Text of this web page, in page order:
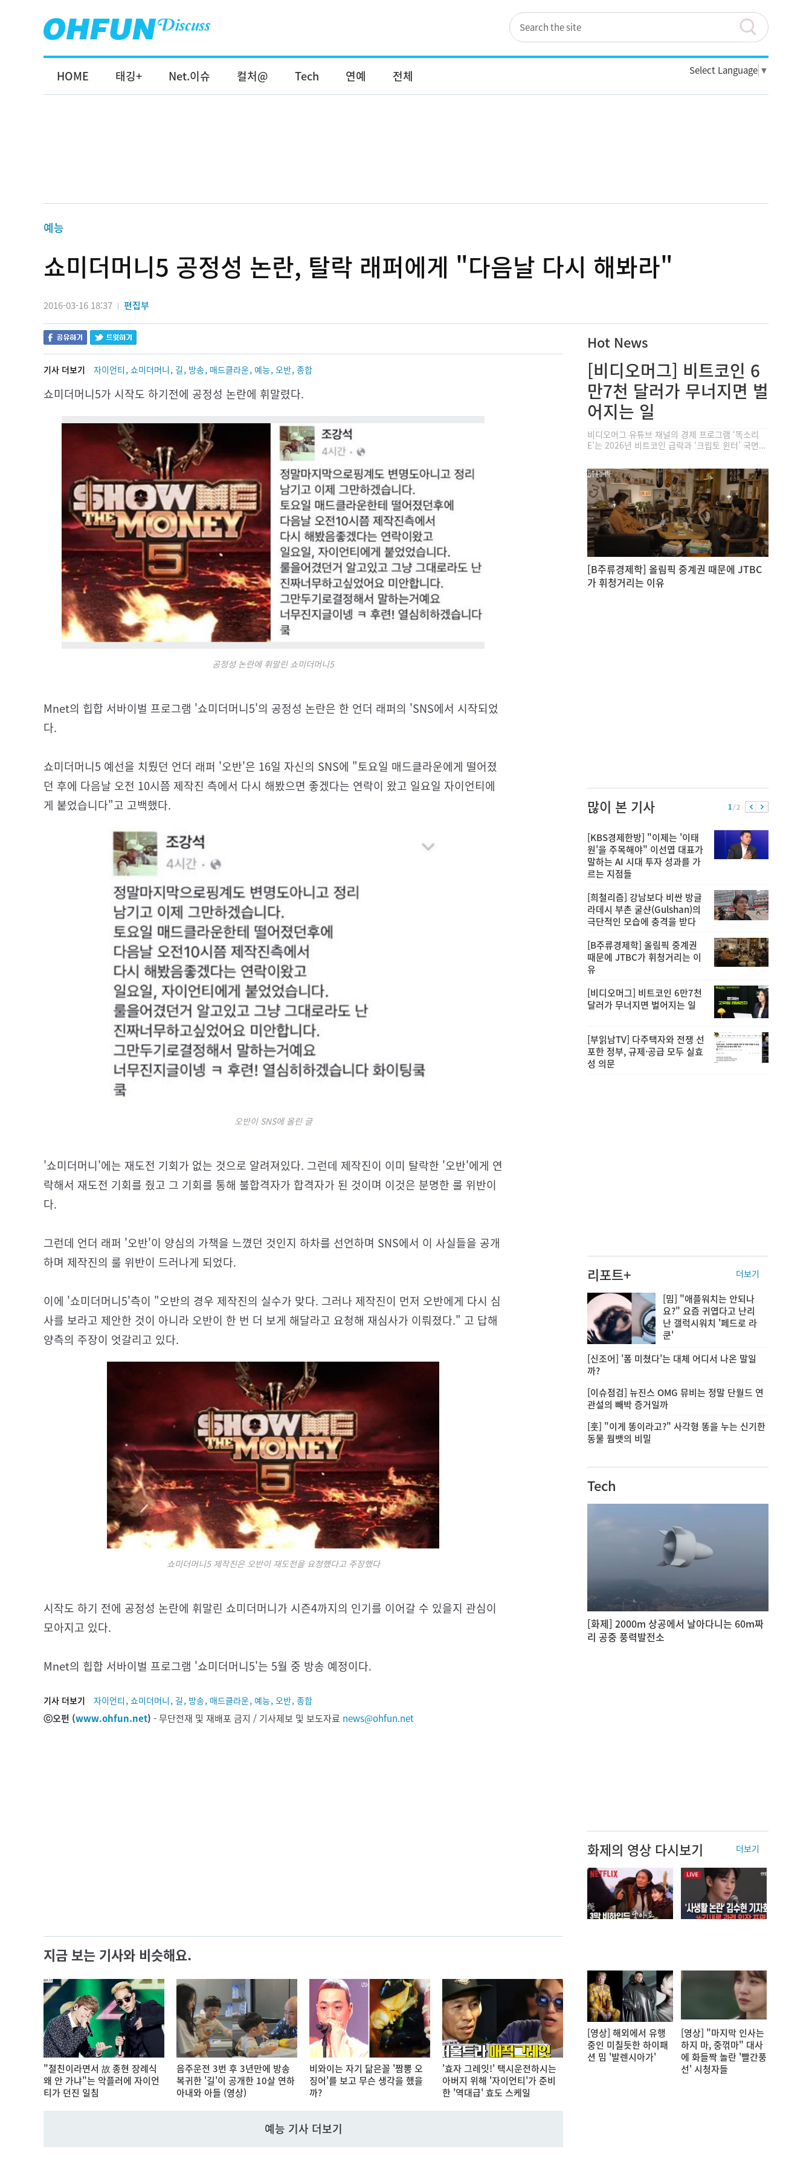
HOME 태깅+ Net.이슈 컬처@ Tech 연예 전체 Select Language ▼
예능
쇼미더머니5 공정성 논란, 탈락 래퍼에게 "다음날 다시 해봐라"
2016-03-16 18:37 | 편집부
기사 더보기 자이언티, 쇼미더머니, 길, 방송, 매드클라운, 예능, 오반, 종합
쇼미더머니5가 시작도 하기전에 공정성 논란에 휘말렸다.
공정성 논란에 휘말린 쇼미더머니5
Mnet의 힙합 서바이벌 프로그램 '쇼미더머니5'의 공정성 논란은 한 언더 래퍼의 'SNS에서 시작되었
다.
쇼미더머니5 예선을 치뤘던 언더 래퍼 '오반'은 16일 자신의 SNS에 "토요일 매드클라운에게 떨어졌
던 후에 다음날 오전 10시쯤 제작진 측에서 다시 해봤으면 좋겠다는 연락이 왔고 일요일 자이언티에
게 붙었습니다"고 고백했다.
오반이 SNS에 올린 글
'쇼미더머니'에는 재도전 기회가 없는 것으로 알려져있다. 그런데 제작진이 이미 탈락한 '오반'에게 연
락해서 재도전 기회를 줬고 그 기회를 통해 불합격자가 합격자가 된 것이며 이것은 분명한 룰 위반이
다.
그런데 언더 래퍼 '오반'이 양심의 가책을 느꼈던 것인지 하차를 선언하며 SNS에서 이 사실들을 공개
하며 제작진의 룰 위반이 드러나게 되었다.
이에 '쇼미더머니5'측이 "오반의 경우 제작진의 실수가 맞다. 그러나 제작진이 먼저 오반에게 다시 심
사를 보라고 제안한 것이 아니라 오반이 한 번 더 보게 해달라고 요청해 재심사가 이뤄졌다." 고 답해
양측의 주장이 엇갈리고 있다.
쇼미더머니5 제작진은 오반이 재도전을 요청했다고 주장했다
시작도 하기 전에 공정성 논란에 휘말린 쇼미더머니가 시즌4까지의 인기를 이어갈 수 있을지 관심이
모아지고 있다.
Mnet의 힙합 서바이벌 프로그램 '쇼미더머니5'는 5월 중 방송 예정이다.
기사 더보기 자이언티, 쇼미더머니, 길, 방송, 매드클라운, 예능, 오반, 종합
ⓒ오펀 (www.ohfun.net) - 무단전재 및 재배포 금지 / 기사제보 및 보도자료 news@ohfun.net
지금 보는 기사와 비슷해요.
"절친이라면서 故 종현 장례식
왜 안 가냐"는 악플러에 자이언
티가 던진 일침
음주운전 3번 후 3년만에 방송
복귀한 '길'이 공개한 10살 연하
아내와 아들 (영상)
비와이는 자기 닮은꼴 '짬뽕 오
징어'를 보고 무슨 생각을 했을
까?
'효자 그레잇!' 택시운전하시는
아버지 위해 '자이언티'가 준비
한 '역대급' 효도 스케일
예능 기사 더보기
Hot News
[비디오머그] 비트코인 6
만7천 달러가 무너지면 벌
어지는 일
비디오머그 유튜브 채널의 경제 프로그램 ‘똑소리
E’는 2026년 비트코인 급락과 ‘크립토 윈터’ 국면...
[B주류경제학] 올림픽 중계권 때문에 JTBC
가 휘청거리는 이유
많이 본 기사 1/ 2
[KBS경제한방] "이제는 '이태
원'을 주목해야" 이선엽 대표가
말하는 AI 시대 투자 성과를 가
르는 지점들
[희철리즘] 강남보다 비싼 방글
라데시 부촌 굴샨(Gulshan)의
극단적인 모습에 충격을 받다
[B주류경제학] 올림픽 중계권
때문에 JTBC가 휘청거리는 이
유
[비디오머그] 비트코인 6만7천
달러가 무너지면 벌어지는 일
[부읽남TV] 다주택자와 전쟁 선
포한 정부, 규제·공급 모두 실효
성 의문
리포트+ 더보기
[밈] "애플워치는 안되나
요?" 요즘 귀엽다고 난리
난 갤럭시워치 '페드로 라
쿤'
[신조어] '폼 미쳤다'는 대체 어디서 나온 말일
까?
[이슈점검] 뉴진스 OMG 뮤비는 정말 단월드 연
관설의 빼박 증거일까
[훗] "이게 똥이라고?" 사각형 똥을 누는 신기한
동물 웜뱃의 비밀
Tech
[화제] 2000m 상공에서 날아다니는 60m짜
리 공중 풍력발전소
화제의 영상 다시보기 더보기
[영상] 해외에서 유행
중인 미칠듯한 하이패
션 밈 '발렌시아가'
[영상] "마지막 인사는
하지 마, 중꺾마" 대사
에 화들짝 놀란 '빨간풍
선' 시청자들